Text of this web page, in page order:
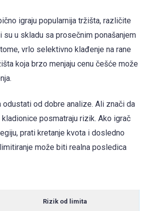
igraju popularnija tržišta, različite
u skladu sa prosečnim ponašanjem
vrlo selektivno klađenje na rane
koja brzo menjaju cenu češće može
odustati od dobre analize. Ali znači da
posmatraju rizik. Ako igrač
prati kretanje kvota i dosledno
može biti realna posledica
Rizik od limita